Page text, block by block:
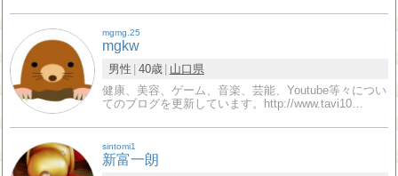
mgmg.25
mgkw
男性 40歳
山口県
健康、美容、ゲーム、音楽、芸能、Youtube等々につい
てのブログを更新しています。http://www.tavi10…
sintomi1
新富一朗